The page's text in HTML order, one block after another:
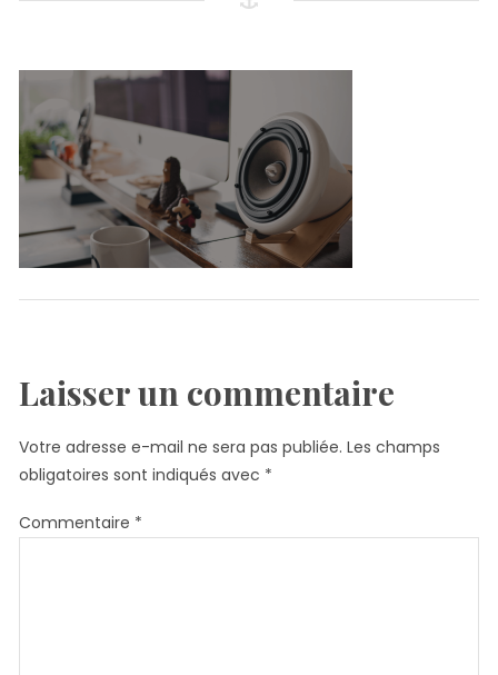
Laisser un commentaire
Votre adresse e-mail ne sera pas publiée. Les champs
obligatoires sont indiqués avec *
Commentaire *